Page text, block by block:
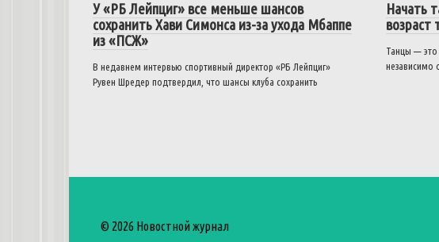
У «РБ Лейпциг» все меньше шансов
сохранить Хави Симонса из-за ухода Мбаппе
из «ПСЖ»
В недавнем интервью спортивный директор «РБ Лейпциг»
Рувен Шредер подтвердил, что шансы клуба сохранить
Начать
возраст
Танцы — это
независимо
© 2026 Новостной журнал